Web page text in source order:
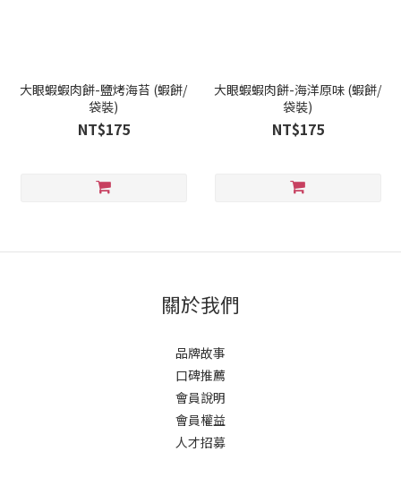
大眼蝦蝦肉餅-鹽烤海苔 (蝦餅/
袋裝)
NT$175
大眼蝦蝦肉餅-海洋原味 (蝦餅/
袋裝)
NT$175
關於我們
品牌故事
口碑推薦
會員說明
會員權益
人才招募